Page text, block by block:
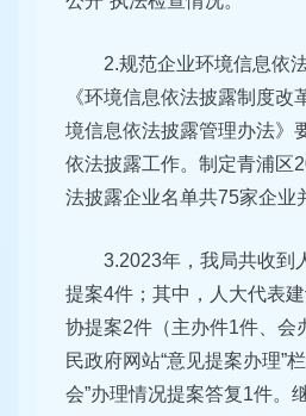
2.规范企业环境信息依
《环境信息依法披露制度改
境信息依法披露管理办法》
依法披露工作。制定青浦区
法披露企业名单共75家企业
3.2023年，我局共收到
提案4件；其中，人大代表
协提案2件（主办件1件、会
民政府网站“意见提案办理”
会”办理情况提案答复1件。